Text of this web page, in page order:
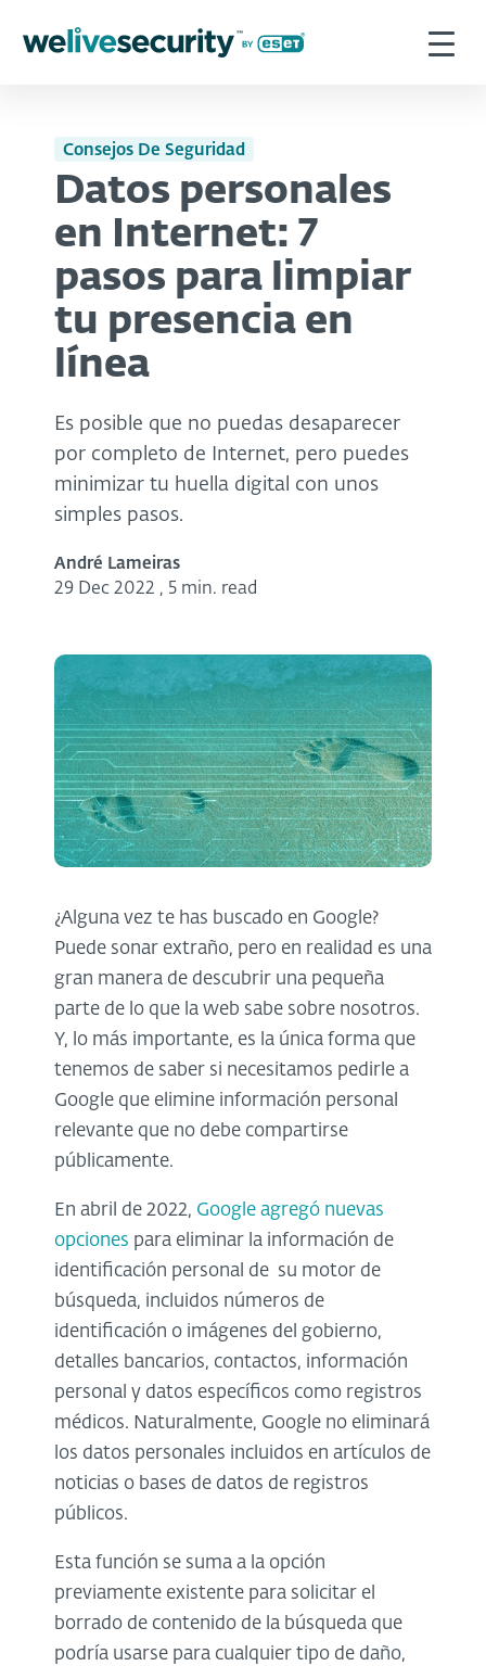
Consejos De Seguridad
Datos personales
en Internet: 7
pasos para limpiar
tu presencia en
línea
Es posible que no puedas desaparecer
por completo de Internet, pero puedes
minimizar tu huella digital con unos
simples pasos.
André Lameiras
29 Dec 2022 , 5 min. read
¿Alguna vez te has buscado en Google?
Puede sonar extraño, pero en realidad es una
gran manera de descubrir una pequeña
parte de lo que la web sabe sobre nosotros.
Y, lo más importante, es la única forma que
tenemos de saber si necesitamos pedirle a
Google que elimine información personal
relevante que no debe compartirse
públicamente.
En abril de 2022, Google agregó nuevas
opciones para eliminar la información de
identificación personal de su motor de
búsqueda, incluidos números de
identificación o imágenes del gobierno,
detalles bancarios, contactos, información
personal y datos específicos como registros
médicos. Naturalmente, Google no eliminará
los datos personales incluidos en artículos de
noticias o bases de datos de registros
públicos.
Esta función se suma a la opción
previamente existente para solicitar el
borrado de contenido de la búsqueda que
podría usarse para cualquier tipo de daño,